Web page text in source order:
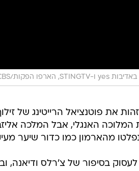
באדיבות yes ו-STINGTV, הארפו הפקות/CBS
את פוטנציאל הרייטינג של
המלוכה האנגלי, אבל המלכה
מהארמון כמו כדור שיער
בסיפור של צ'רלס ודיאנה,